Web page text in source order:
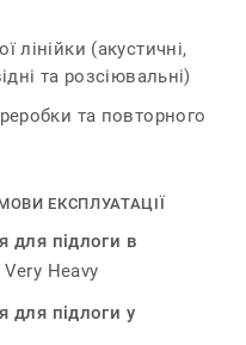
яка збільшує
неперевершену
в поєднанні
iQ Eminent, iQ Optima
iQ, які
визнана за
з екологічно
лінійки (акустичні,
та розсіювальні)
та повторного
ЕКСПЛУАТАЦІЇ
для підлоги в
Very Heavy
для підлоги у